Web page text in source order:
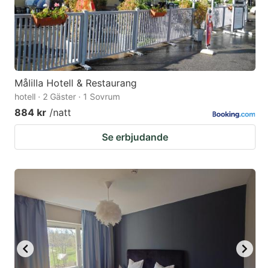
Målilla Hotell & Restaurang
hotell · 2 Gäster · 1 Sovrum
884 kr /natt
Se erbjudande